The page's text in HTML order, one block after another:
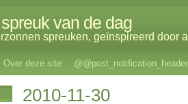
van de dag
spreuken, geïnspireerd door
Over deze site @@post_notification_header
2010-11-30